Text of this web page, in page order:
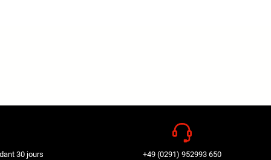
30 jours +49 (0291) 952993 650